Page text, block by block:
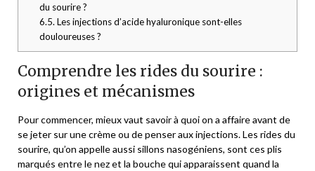
du sourire ?
6.5. Les injections d’acide hyaluronique sont-elles
douloureuses ?
Comprendre les rides du sourire :
origines et mécanismes
Pour commencer, mieux vaut savoir à quoi on a affaire avant de
se jeter sur une crème ou de penser aux injections. Les rides du
sourire, qu’on appelle aussi sillons nasogéniens, sont ces plis
marqués entre le nez et la bouche qui apparaissent quand la